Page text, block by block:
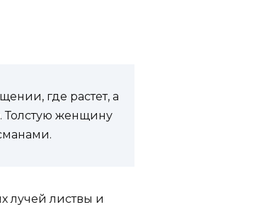
где растет, а
Толстую женщину
лучей листвы и